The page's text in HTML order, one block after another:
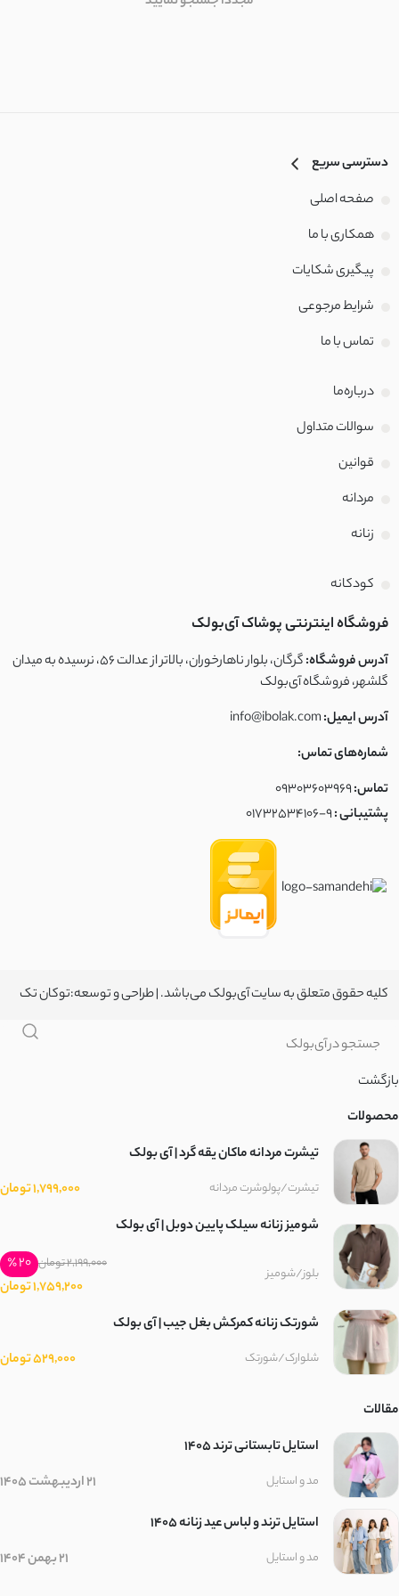
کرپ آنجل
کرپ حریر
کرپ آنجلیکا
کریشه
نخ و پنبه
بیسکویتی
غواصی
سورن
کرسپو
موسلین
پنبه دورس دو نخ
پنبه دورس سه نخ
پنبه دورس تو کرک
تریکو
پولکی
دسترسی سریع
صفحه اصلی
همکاری با ما
پیگیری شکایات
شرایط مرجوعی
تماس با‌ ما
درباره‌ما
سوالات متداول
قوانین
مردانه
زنانه
کودکانه
فروشگاه اینترنتی پوشاک آی‌بولک
آدرس فروشگاه:
گرگان، بلوار ناهارخوران، بالاتر از عدالت ۵۶، نرسیده به میدان
گلشهر، فروشگاه آی‌بولک
آدرس ایمیل:info@ibolak.com
شماره‌های تماس:
تماس:09303603969
پشتیبانی :01732534106-9
کلیه حقوق متعلق به سایت آی‌بولک می‌باشد. | طراحی و توسعه:توکان تک
بازگشت
محصولات
تیشرت مردانه ماکان یقه گرد | آی بولک
تیشرت/پولوشرت مردانه
1,799,000 تومان
شومیز زنانه سیلک پایین دوبل | آی بولک
بلوز/شومیز
2,199,000 تومان
20 ٪
1,759,200 تومان
شورتک زنانه کمرکش بغل جیب | آی بولک
شلوارک/شورتک 529,000 تومان
مقالات
استایل تابستانی ترند ۱۴۰۵
مد و استایل
21 اردیبهشت 1405
استایل ترند و لباس عید زنانه 1405
مد و استایل 21 بهمن 1404